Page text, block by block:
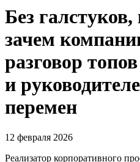
Без
зачем
разговор топов
и
перемен
12 февраля 2026
Реализатор корпоративного